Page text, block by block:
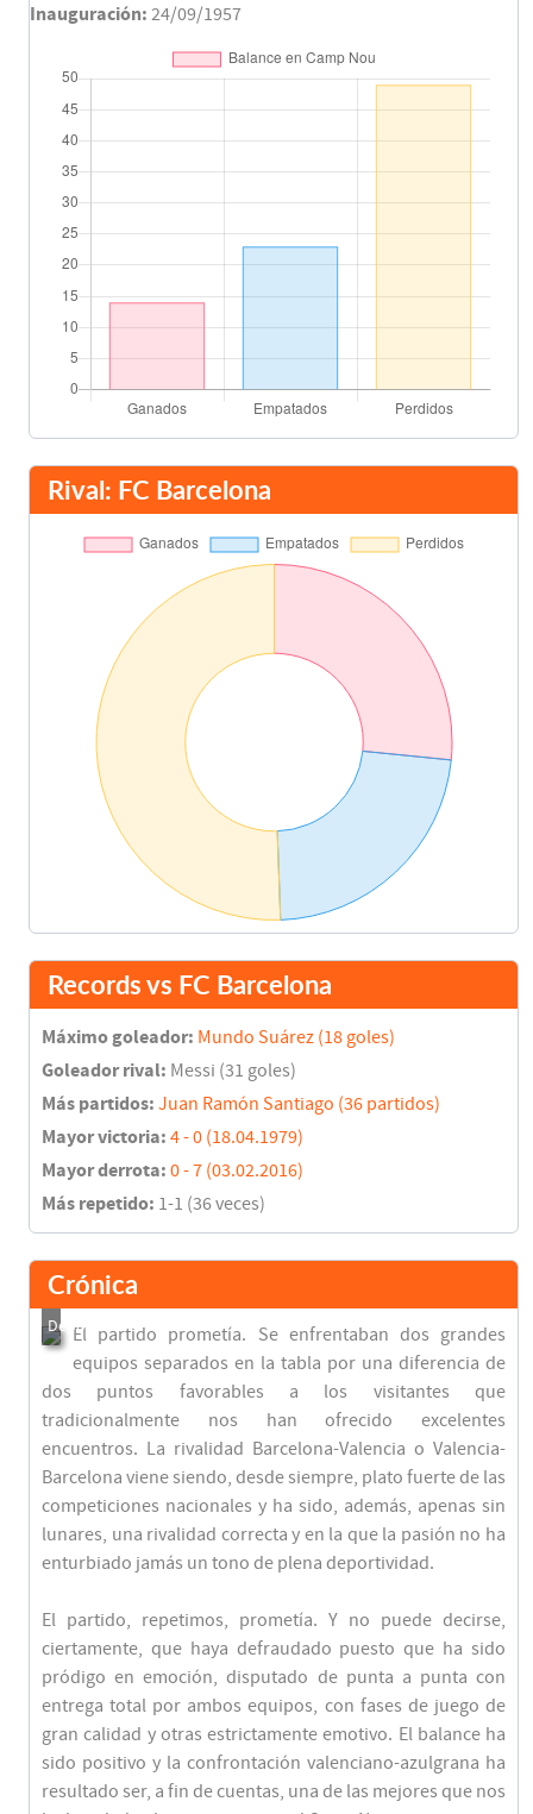
Inauguración: 24/09/1957
Rival: FC Barcelona
Records vs FC Barcelona
Máximo goleador: Mundo Suárez (18 goles)
Goleador rival: Messi (31 goles)
Más partidos: Juan Ramón Santiago (36 partidos)
Mayor victoria: 4 - 0 (18.04.1979)
Mayor derrota: 0 - 7 (03.02.2016)
Más repetido: 1-1 (36 veces)
Crónica
El partido prometía. Se enfrentaban dos grandes
equipos separados en la tabla por una diferencia de
dos puntos favorables a los visitantes que
tradicionalmente nos han ofrecido excelentes
encuentros. La rivalidad Barcelona-Valencia o Valencia-
Barcelona viene siendo, desde siempre, plato fuerte de las
competiciones nacionales y ha sido, además, apenas sin
lunares, una rivalidad correcta y en la que la pasión no ha
enturbiado jamás un tono de plena deportividad.
El partido, repetimos, prometía. Y no puede decirse,
ciertamente, que haya defraudado puesto que ha sido
pródigo en emoción, disputado de punta a punta con
entrega total por ambos equipos, con fases de juego de
gran calidad y otras estrictamente emotivo. El balance ha
sido positivo y la confrontación valenciano-azulgrana ha
resultado ser, a fin de cuentas, una de las mejores que nos